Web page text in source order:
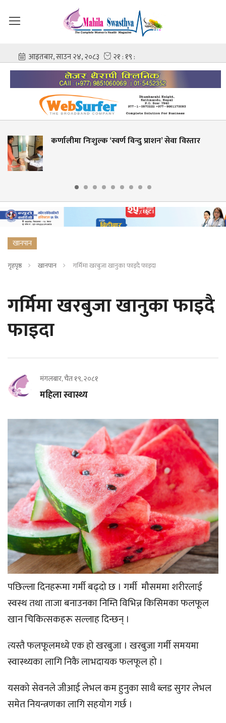
‘स्वर्ण विन्दु प्राशन’ सेवा विस्तार
शहीद गंगालाल
खानपान
गृहपृष्ठ खानपान गर्मिमा खरबुजा खानुका फाइदै फाइदा
गर्मिमा खरबुजा खानुका फाइदै
फाइदा
मंगलबार, चैत १९, २०८१
महिला स्वास्थ्य
पछिल्ला दिनहरूमा गर्मी बढ्दो छ । गर्मी मौसममा शरीरलाई
स्वस्थ तथा ताजा बनाउनका निम्ति विभिन्न किसिमका फलफूल
खान चिकित्सकहरू सल्लाह दिन्छन् ।
त्यस्तै फलफूलमध्ये एक हो खरबुजा । खरबुजा गर्मी समयमा
स्वास्थ्यका लागि निकै लाभदायक फलफूल हो ।
यसको सेवनले जीआई लेभल कम हुनुका साथै ब्लड सुगर लेभल
समेत नियन्त्रणका लागि सहयोग गर्छ ।